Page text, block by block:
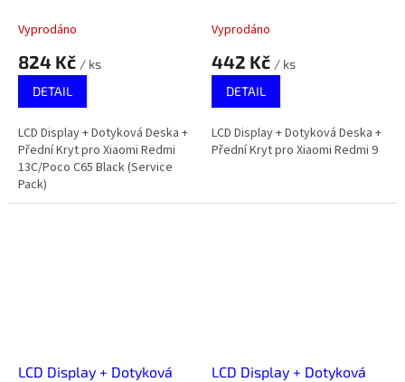
C65 Black (Service Pack)
Vyprodáno
824 Kč / ks
DETAIL
LCD Display + Dotyková Deska +
Přední Kryt pro Xiaomi Redmi
13C/Poco C65 Black (Service
Pack)
Vyprodáno
442 Kč / ks
DETAIL
LCD Display + Dotyková Deska +
Přední Kryt pro Xiaomi Redmi 9
LCD Display + Dotyková
LCD Display + Dotyková